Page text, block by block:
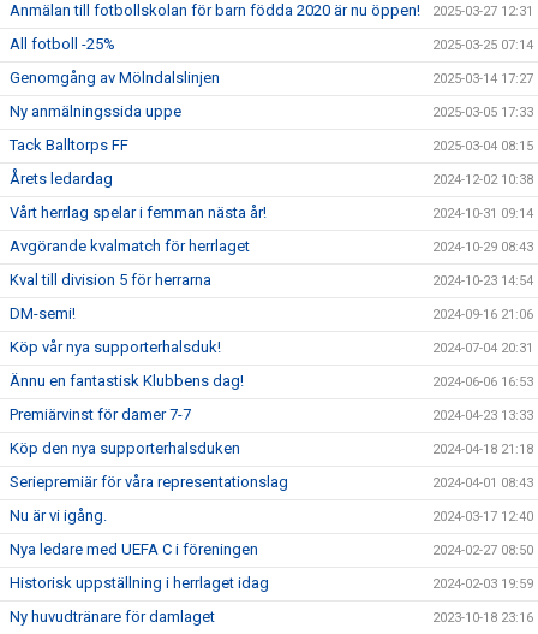
Anmälan till fotbollskolan för barn födda 2020 är nu öppen! 2025-03-27 12:31
All fotboll -25% 2025-03-25 07:14
Genomgång av Mölndalslinjen 2025-03-14 17:27
Ny anmälningssida uppe 2025-03-05 17:33
Tack Balltorps FF 2025-03-04 08:15
Årets ledardag 2024-12-02 10:38
Vårt herrlag spelar i femman nästa år! 2024-10-31 09:14
Avgörande kvalmatch för herrlaget 2024-10-29 08:43
Kval till division 5 för herrarna 2024-10-23 14:54
DM-semi! 2024-09-16 21:06
Köp vår nya supporterhalsduk! 2024-07-04 20:31
Ännu en fantastisk Klubbens dag! 2024-06-06 16:53
Premiärvinst för damer 7-7 2024-04-23 13:33
Köp den nya supporterhalsduken 2024-04-18 21:18
Seriepremiär för våra representationslag 2024-04-01 08:43
Nu är vi igång. 2024-03-17 12:40
Nya ledare med UEFA C i föreningen 2024-02-27 08:50
Historisk uppställning i herrlaget idag 2024-02-03 19:59
Ny huvudtränare för damlaget 2023-10-18 23:16